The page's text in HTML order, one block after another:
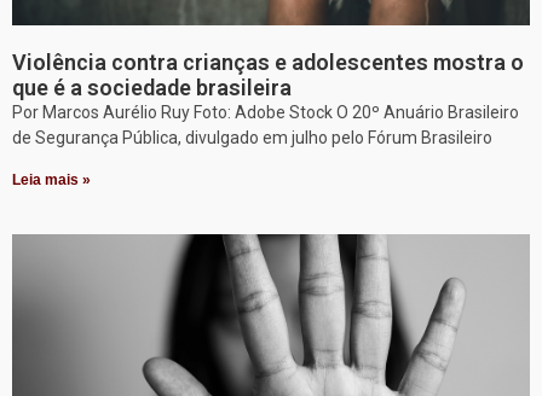
Violência contra crianças e adolescentes mostra o
que é a sociedade brasileira
Por Marcos Aurélio Ruy Foto: Adobe Stock O 20º Anuário Brasileiro
de Segurança Pública, divulgado em julho pelo Fórum Brasileiro
Leia mais »